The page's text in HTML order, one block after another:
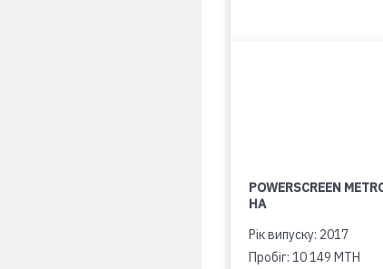
POWERSCREEN
HA
Рік випуску: 2017
Пробіг: 10 149 MTH